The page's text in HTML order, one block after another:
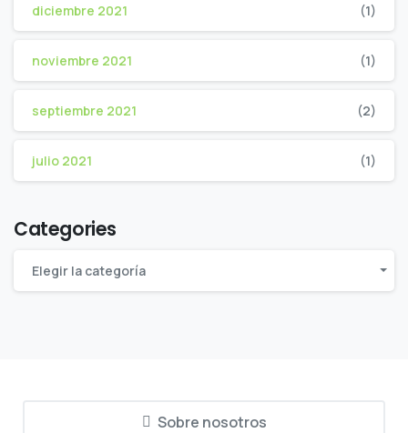
diciembre 2021 (1)
noviembre 2021 (1)
septiembre 2021 (2)
julio 2021 (1)
Categories
Elegir la categoría
Sobre nosotros